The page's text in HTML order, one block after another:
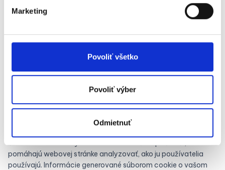
Marketing
Povoliť všetko
Povoliť výber
Odmietnuť
Tretie osoby, ktoré môžu získať osobné údaje prostredníctvom
súborov cookies nájdete v cookies pop-up bannery a v tomto
zozname:
Identifikácia tretej strany:Google Inc., 1600 Amphitheatre
Parkway, Mountain View, CA 94043, USA
https://support.google.com/analytics/answer/6004245?
čo sú textové súbory umiestnené vo vašom počítači, ktoré
pomáhajú webovej stránke analyzovať, ako ju používatelia
používajú. Informácie generované súborom cookie o vašom